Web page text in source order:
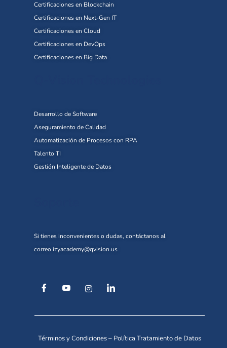
Certificaciones en Blockchain
Certificaciones en Next-Gen IT
Certificaciones en Cloud
Certificaciones en DevOps
Certificaciones en Big Data
Desarrollo de Software
Aseguramiento de Calidad
Automatización de Procesos con RPA
Talento TI
Gestión Inteligente de Datos
Si tienes inconvenientes o dudas, contáctanos al
correo izyacademy@qvision.us
Términos y Condiciones– Política Tratamiento de Datos